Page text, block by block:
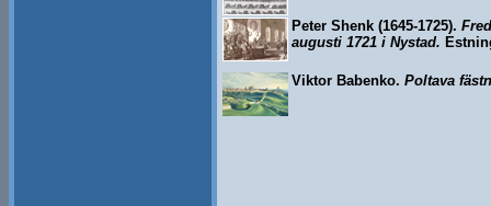
Peter Shenk (1645-1725).
augusti 1721 i Nystad.
Viktor Babenko. Poltava